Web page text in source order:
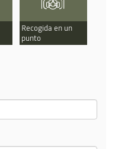
Recogida en un
punto